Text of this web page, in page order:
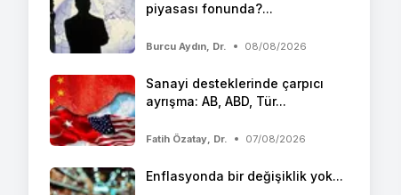
piyasası fonunda?...
Burcu Aydın, Dr. 08/08/2026
Sanayi desteklerinde çarpıcı
ayrışma: AB, ABD, Tür...
Fatih Özatay, Dr. 07/08/2026
Enflasyonda bir değişiklik yok...